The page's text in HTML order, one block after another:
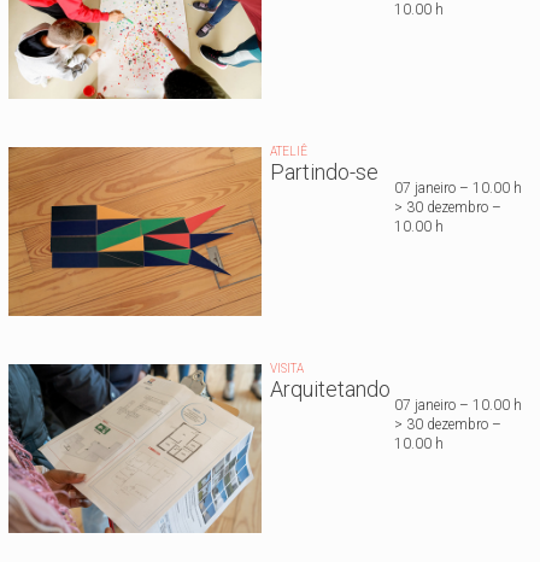
10.00 h
ATELIÊ
Partindo-se
07 janeiro – 10.00 h
> 30 dezembro –
10.00 h
VISITA
Arquitetando
07 janeiro – 10.00 h
> 30 dezembro –
10.00 h